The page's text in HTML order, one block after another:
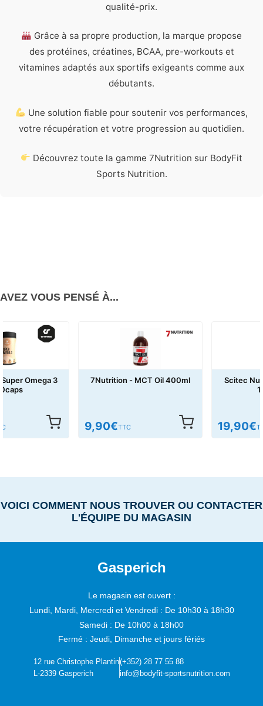
qualité-prix.
Grâce à sa propre production, la marque propose
des protéines, créatines, BCAA, pre-workouts et
vitamines adaptés aux sportifs exigeants comme aux
débutants.
Une solution fiable pour soutenir vos performances,
votre récupération et votre progression au quotidien.
Découvrez toute la gamme 7Nutrition sur BodyFit
Sports Nutrition.
AVEZ VOUS PENSÉ À...
7Nutrition - MCT Oil 400ml
TTC
Scitec Nutrition - Omega 3
TTC
VOICI COMMENT NOUS TROUVER OU CONTACTER
L'ÉQUIPE DU MAGASIN
Gasperich
Le magasin est ouvert :
Lundi, Mardi, Mercredi et Vendredi : De 10h30 à 18h30
Samedi : De 10h00 à 18h00
Fermé : Jeudi, Dimanche et jours fériés
12 rue Christophe Plantin
L-2339 Gasperich
(+352) 28 77 55 88
info@bodyfit-sportsnutrition.com